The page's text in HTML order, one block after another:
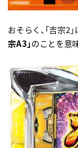
おそらく、「吉宗2
宗A3」のことを意